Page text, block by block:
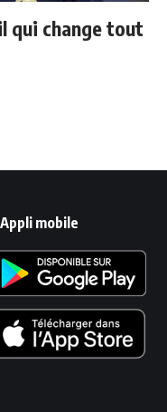
qui change tout
Appli mobile